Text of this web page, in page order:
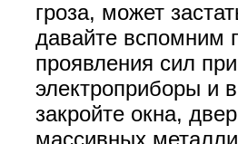
гроза, может
давайте вспомним
проявления сил
электроприборы и
закройте окна,
массивных